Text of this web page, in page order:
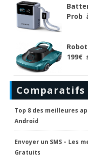
Prob
199€
Comparatifs
Top 8 des meilleures
Android
Envoyer un SMS – Les
Gratuits